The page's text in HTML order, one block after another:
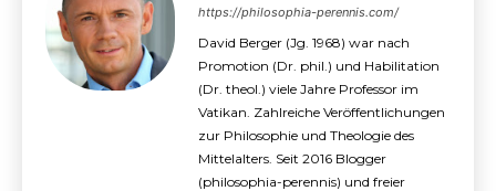
https://philosophia-perennis.com/
David Berger (Jg. 1968) war nach
Promotion (Dr. phil.) und Habilitation
(Dr. theol.) viele Jahre Professor im
Vatikan. Zahlreiche Veröffentlichungen
zur Philosophie und Theologie des
Mittelalters. Seit 2016 Blogger
(philosophia-perennis) und freier